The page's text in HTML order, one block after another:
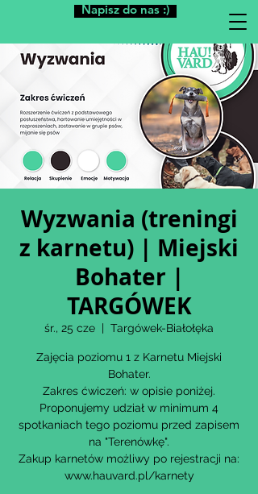
Napisz do nas :)
Wyzwania (treningi
z karnetu) | Miejski
Bohater |
TARGÓWEK
śr., 25 cze
  |
Targówek-Białołęka
Zajęcia poziomu 1 z Karnetu Miejski
Bohater.
Zakres ćwiczeń: w opisie poniżej.
Proponujemy udział w minimum 4
spotkaniach tego poziomu przed zapisem
na "Terenówkę".
Zakup karnetów możliwy po rejestracji na:
www.hauvard.pl/karnety